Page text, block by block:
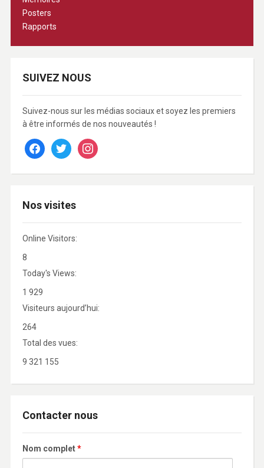
Posters
Rapports
SUIVEZ NOUS
Suivez-nous sur les médias sociaux et soyez les premiers
à être informés de nos nouveautés !
facebooktwitter instagram
Nos visites
Online Visitors:
8
Today's Views:
1 929
Visiteurs aujourd’hui:
264
Total des vues:
9 321 155
Contacter nous
Nom complet*